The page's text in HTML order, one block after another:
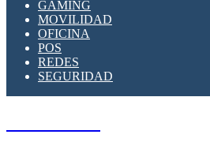
GAMING
MOVILIDAD
OFICINA
POS
REDES
SEGURIDAD